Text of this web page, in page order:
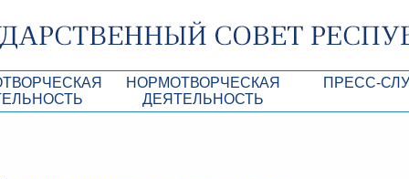
Крым
НОРМОТВОРЧЕСКАЯ
ДЕЯТЕЛЬНОСТЬ
ПРЕСС-